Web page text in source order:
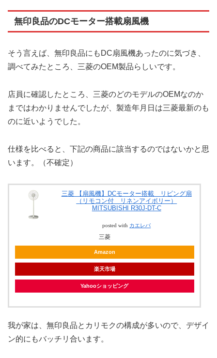
無印良品のDCモーター搭載扇風機
そう言えば、無印良品にもDC扇風機あったのに気づき、
調べてみたところ、三菱のOEM製品らしいです。
店員に確認したところ、三菱のどのモデルのOEMなのか
まではわかりませんでしたが、製造年月日は三菱最新のも
のに近いようでした。
仕様を比べると、下記の商品に該当するのではないかと思
います。（不確定）
三菱 【扇風機】DCモーター搭載 リビング扇
（リモコン付 リネンアイボリー）
MITSUBISHI R30J-DT-C
posted with カエレバ
三菱
Amazon
楽天市場
Yahooショッピング
我が家は、無印良品とカリモクの構成が多いので、デザイ
ン的にもバッチリ合います。